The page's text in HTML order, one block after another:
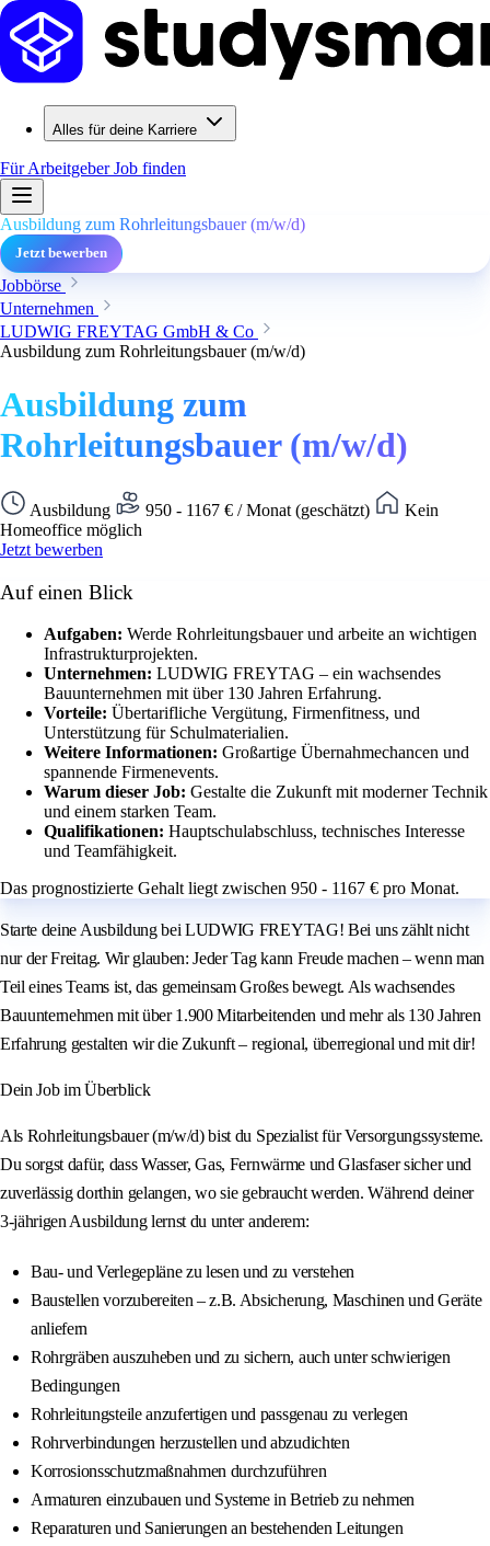
Alles für deine Karriere
Für ArbeitgeberJob finden
Ausbildung zum Rohrleitungsbauer (m/w/d)
Jetzt bewerben
Jobbörse
Unternehmen
LUDWIG FREYTAG GmbH & Co
Ausbildung zum Rohrleitungsbauer (m/w/d)
Ausbildung zum
Rohrleitungsbauer (m/w/d)
Ausbildung 950 - 1167 € / Monat (geschätzt)
Kein
Homeoffice möglich
Jetzt bewerben
Auf einen Blick
Aufgaben: Werde Rohrleitungsbauer und arbeite an wichtigen
Infrastrukturprojekten.
Unternehmen: LUDWIG FREYTAG – ein wachsendes
Bauunternehmen mit über 130 Jahren Erfahrung.
Vorteile: Übertarifliche Vergütung, Firmenfitness, und
Unterstützung für Schulmaterialien.
Weitere Informationen: Großartige Übernahmechancen und
spannende Firmenevents.
Warum dieser Job: Gestalte die Zukunft mit moderner Technik
und einem starken Team.
Qualifikationen: Hauptschulabschluss, technisches Interesse
und Teamfähigkeit.
Das prognostizierte Gehalt liegt zwischen 950 - 1167 € pro Monat.
Starte deine Ausbildung bei LUDWIG FREYTAG! Bei uns zählt nicht
nur der Freitag. Wir glauben: Jeder Tag kann Freude machen – wenn man
Teil eines Teams ist, das gemeinsam Großes bewegt. Als wachsendes
Bauunternehmen mit über 1.900 Mitarbeitenden und mehr als 130 Jahren
Erfahrung gestalten wir die Zukunft – regional, überregional und mit dir!
Dein Job im Überblick
Als Rohrleitungsbauer (m/w/d) bist du Spezialist für Versorgungssysteme.
Du sorgst dafür, dass Wasser, Gas, Fernwärme und Glasfaser sicher und
zuverlässig dorthin gelangen, wo sie gebraucht werden. Während deiner
3-jährigen Ausbildung lernst du unter anderem:
Bau- und Verlegepläne zu lesen und zu verstehen
Baustellen vorzubereiten – z.B. Absicherung, Maschinen und Geräte
anliefern
Rohrgräben auszuheben und zu sichern, auch unter schwierigen
Bedingungen
Rohrleitungsteile anzufertigen und passgenau zu verlegen
Rohrverbindungen herzustellen und abzudichten
Korrosionsschutzmaßnahmen durchzuführen
Armaturen einzubauen und Systeme in Betrieb zu nehmen
Reparaturen und Sanierungen an bestehenden Leitungen